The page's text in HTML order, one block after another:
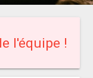
l'équipe !